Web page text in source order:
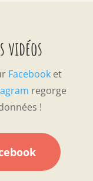
vidéos
Facebooket
regorge
!